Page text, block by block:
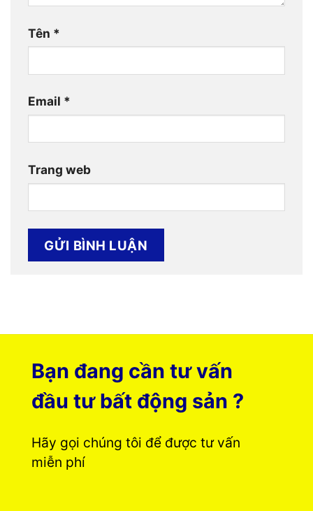
Tên *
Email *
Trang web
Bạn đang cần tư vấn
đầu tư bất động sản ?
Hãy gọi chúng tôi để được tư vấn
miễn phí